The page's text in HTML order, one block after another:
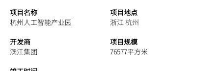
项目名称
杭州人工智能产业园
项目地点
浙江 杭州
开发商
滨江集团
项目规模
76577平方米